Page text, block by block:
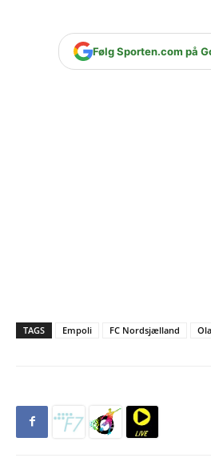
Følg Sporten.com på
TAGS Empoli FC Nordsjælland